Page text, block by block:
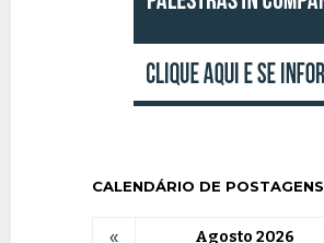
CALENDÁRIO DE POSTAGENS
« Agosto 2026